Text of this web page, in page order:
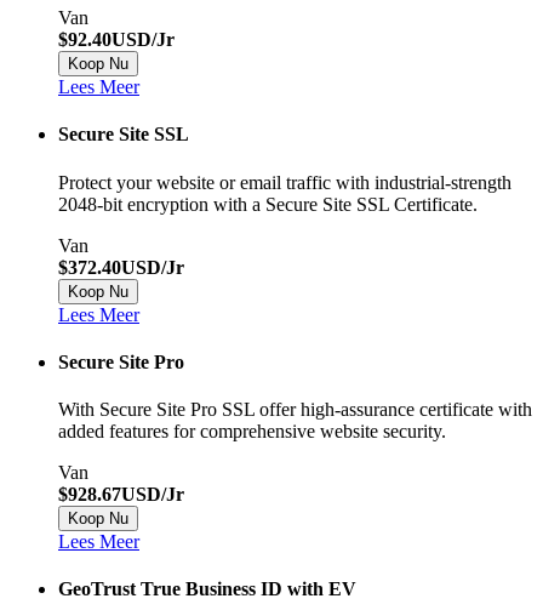
Van
$92.40USD/Jr
Koop Nu
Lees Meer
Secure Site SSL
Protect your website or email traffic with industrial-strength
2048-bit encryption with a Secure Site SSL Certificate.
Van
$372.40USD/Jr
Koop Nu
Lees Meer
Secure Site Pro
With Secure Site Pro SSL offer high-assurance certificate with
added features for comprehensive website security.
Van
$928.67USD/Jr
Koop Nu
Lees Meer
GeoTrust True Business ID with EV